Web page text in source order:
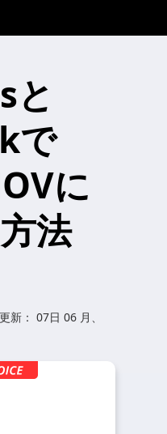
と
で
に
法
新： 07日 06 月、